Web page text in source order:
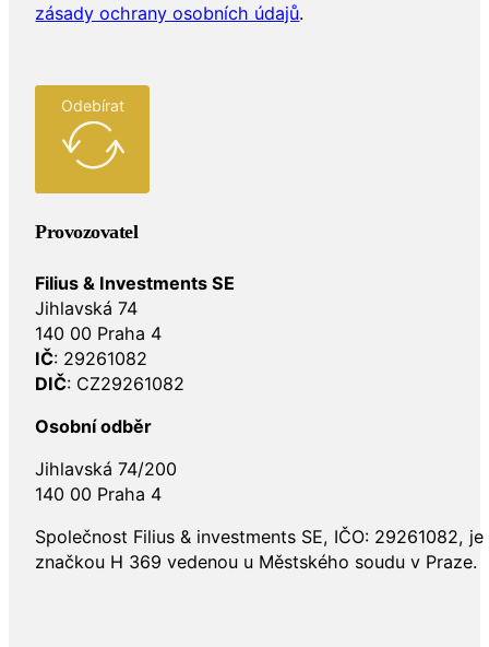
zásady ochrany osobních údajů.
Odebírat
Provozovatel
Filius & Investments SE
Jihlavská 74
140 00 Praha 4
IČ: 29261082
DIČ: CZ29261082
Osobní odběr
Jihlavská 74/200
140 00 Praha 4
Společnost Filius & investments SE, IČO: 29261082,
značkou H 369 vedenou u Městského soudu v Praze.